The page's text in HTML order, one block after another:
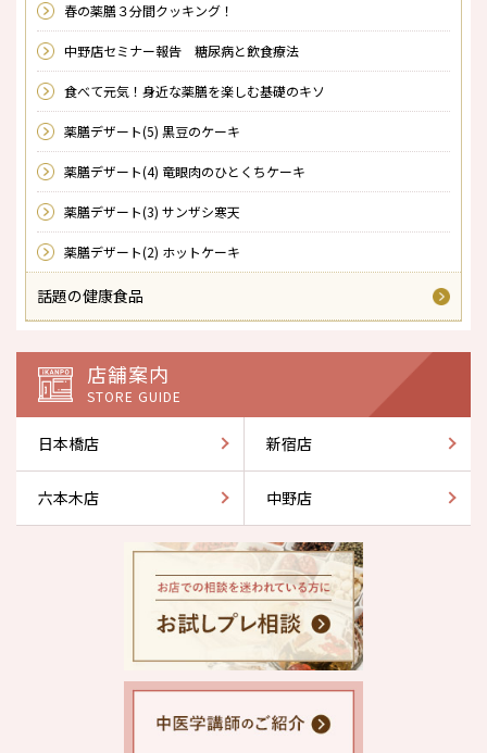
春の薬膳３分間クッキング！
中野店セミナー報告 糖尿病と飲食療法
食べて元気！身近な薬膳を楽しむ基礎のキソ
薬膳デザート(5) 黒豆のケーキ
薬膳デザート(4) 竜眼肉のひとくちケーキ
薬膳デザート(3) サンザシ寒天
薬膳デザート(2) ホットケーキ
話題の健康食品
店舗案内
STORE GUIDE
日本橋店 新宿店
六本木店 中野店